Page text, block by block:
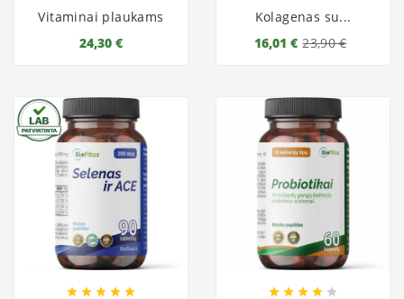
Vitaminai plaukams
24,30 €
Kolagenas su...
16,01 € 23,90 €
         